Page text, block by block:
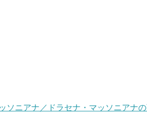
ソニアナ／ドラセナ・マッソニアナ